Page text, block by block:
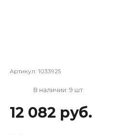
Артикул: 1033925
В наличии: 9 шт
12 082 руб.